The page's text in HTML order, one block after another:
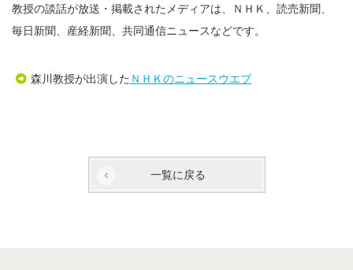
教授の談話が放送・掲載されたメディアは、ＮＨＫ、読売新聞、
毎日新聞、産経新聞、共同通信ニュースなどです。
森川教授が出演した ＮＨＫのニュースウエブ
一覧に戻る